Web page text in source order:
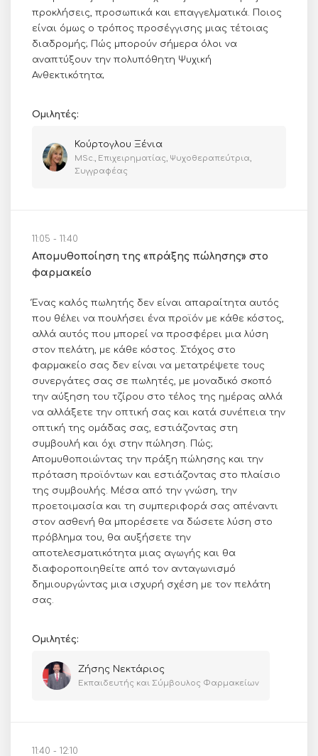
προκλήσεις, προσωπικά και επαγγελματικά. Ποιος
είναι όμως ο τρόπος προσέγγισης μιας τέτοιας
διαδρομής; Πώς μπορούν σήμερα όλοι να
αναπτύξουν την πολυπόθητη Ψυχική
Ανθεκτικότητα;
Ομιλητές:
Κούρτογλου Ξένια
ΜSc., Επιχειρηματίας, Ψυχοθεραπεύτρια,
Συγγραφέας
11:05 - 11:40
Απομυθοποίηση της «πράξης πώλησης» στο
φαρμακείο
Ένας καλός πωλητής δεν είναι απαραίτητα αυτός
που θέλει να πουλήσει ένα προϊόν με κάθε κόστος,
αλλά αυτός που μπορεί να προσφέρει μια λύση
στον πελάτη, με κάθε κόστος. Στόχος στο
φαρμακείο σας δεν είναι να μετατρέψετε τους
συνεργάτες σας σε πωλητές, με μοναδικό σκοπό
την αύξηση του τζίρου στο τέλος της ημέρας αλλά
να αλλάξετε την οπτική σας και κατά συνέπεια την
οπτική της ομάδας σας, εστιάζοντας στη
συμβουλή και όχι στην πώληση. Πώς;
Απομυθοποιώντας την πράξη πώλησης και την
πρόταση προϊόντων και εστιάζοντας στο πλαίσιο
της συμβουλής. Μέσα από την γνώση, την
προετοιμασία και τη συμπεριφορά σας απέναντι
στον ασθενή θα μπορέσετε να δώσετε λύση στο
πρόβλημα του, θα αυξήσετε την
αποτελεσματικότητα μιας αγωγής και θα
διαφοροποιηθείτε από τον ανταγωνισμό
δημιουργώντας μια ισχυρή σχέση με τον πελάτη
σας.
Ομιλητές:
Ζήσης Νεκτάριος
Εκπαιδευτής και Σύμβουλος Φαρμακείων
11:40 - 12:10